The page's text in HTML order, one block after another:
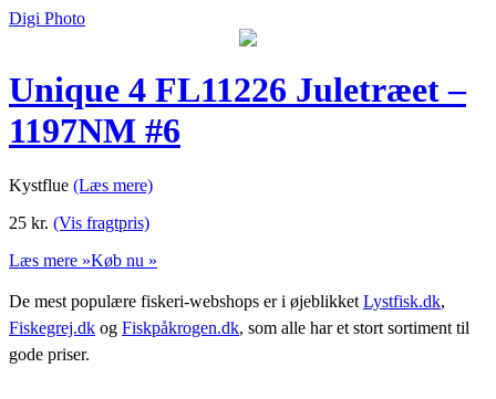
Digi Photo
Unique 4 FL11226 Juletræet –
1197NM #6
Kystflue (Læs mere)
25 kr. (Vis fragtpris)
Læs mere »Køb nu »
De mest populære fiskeri-webshops er i øjeblikket Lystfisk.dk,
Fiskegrej.dk og Fiskpåkrogen.dk, som alle har et stort sortiment til
gode priser.